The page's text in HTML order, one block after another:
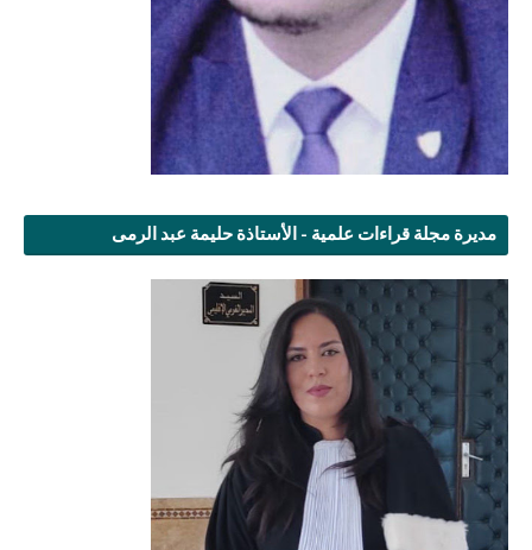
مديرة مجلة قراءات علمية - الأستاذة حليمة عبد الرمى